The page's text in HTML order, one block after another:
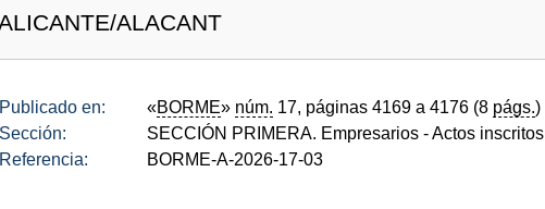
ALACANT
Publicado en: «BORME» núm. 17, páginas 4169 a 4176 (8 págs.)
Sección:
SECCIÓN PRIMERA. Empresarios - Actos inscritos
Referencia:
BORME-A-2026-17-03